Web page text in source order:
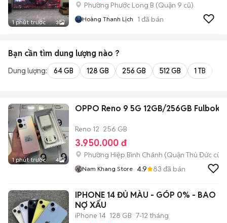
1 phút trước 3
Phường Phước Long B (Quận 9 cũ)
Hoàng Thanh Lịch 1 đã bán
Bạn cần tìm dung lượng nào ?
Dung lượng: 64 GB 128 GB 256 GB 512 GB 1 TB
1 phút trước 4
OPPO Reno 9 5G 12GB/256GB Fulbok
Reno 12 256 GB
3.950.000 đ
Phường Hiệp Bình Chánh (Quận Thủ Đức cũ)
Nam Khang Store 4.9 83 đã bán
IPHONE 14 ĐỦ MÀU - GÓP 0% - BAO
NỢ XẤU
iPhone 14 128 GB 7-12 tháng